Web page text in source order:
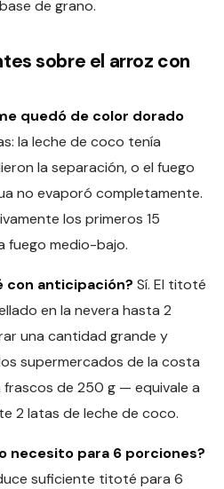
de grano.
sobre el arroz con
quedó de color dorado
la leche de coco tenía
la separación, o el fuego
no evaporó completamente.
los primeros 15
fuego medio-bajo.
con anticipación? Sí. El titoté
en la nevera hasta 2
una cantidad grande y
supermercados de la costa
frascos de 250 g — equivale a
2 latas de leche de coco.
necesito para 6 porciones?
suficiente titoté para 6